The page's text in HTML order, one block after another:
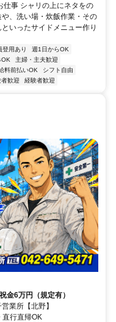
仕事 シャリの上にネタをの
、洗い場・炊飯作業・その
いったサイドメニュー作り
登用あり
週1日からOK
OK
主婦・主夫歓迎
料前払いOK
シフト自由
歓迎 経験者歓迎
金6万円（規定有）
業所【北野】
直行直帰OK